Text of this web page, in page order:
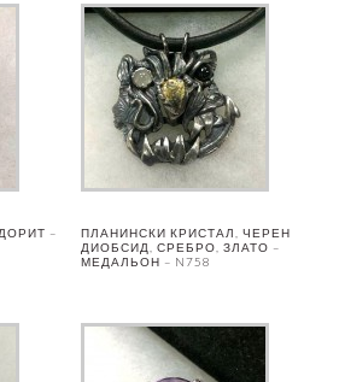
–
ПЛАНИНСКИ КРИСТАЛ, ЧЕРЕН
ДИОБСИД, СРЕБРО, ЗЛАТО –
МЕДАЛЬОН – N758